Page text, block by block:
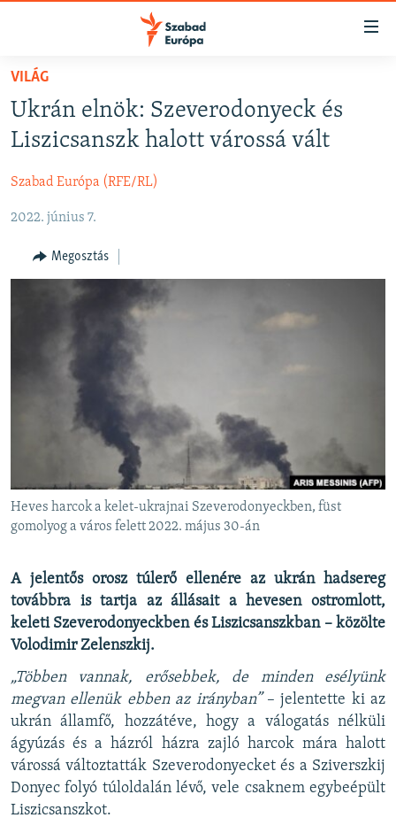
Akadálymentes
Ugrás
oldalra
Ugrás
NAPIRENDEN
VIDEÓK
ELEMZŐ
NER15
SZABADON
DEMOKRÁCIA
A PÉNZ NYOMÁBAN
KLÍMAVÁLTOZÁS
A MÚLT TANULSÁGAI
Valamennyi RFE/RL weboldal
VILÁG
Ukrán elnök: Szeverodonyeck és
Liszicsanszk halott várossá vált
Szabad Európa (RFE/RL)
2022. június 7.
Megosztás
Heves harcok a kelet-ukrajnai Szeverodonyeckben, füst
gomolyog a város felett 2022. május 30-án
A jelentős orosz túlerő ellenére az ukrán hadsereg
továbbra is tartja az állásait a hevesen ostromlott,
keleti Szeverodonyeckben és Liszicsanszkban – közölte
Volodimir Zelenszkij.
„Többen vannak, erősebbek, de minden esélyünk
megvan ellenük ebben az irányban”– jelentette ki az
ukrán államfő, hozzátéve, hogy a válogatás nélküli
ágyúzás és a házról házra zajló harcok mára halott
várossá változtatták Szeverodonyecket és a Sziverszkij
Donyec folyó túloldalán lévő, vele csaknem egybeépült
Liszicsanszkot.